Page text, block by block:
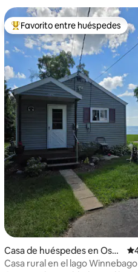
promedio: 5.0 de 5; 19
De los mejores en Favorito entre
Favorito entre huéspedes
Casa de huéspedes en Oshk
osh
Casa rural en el lago Winnebago